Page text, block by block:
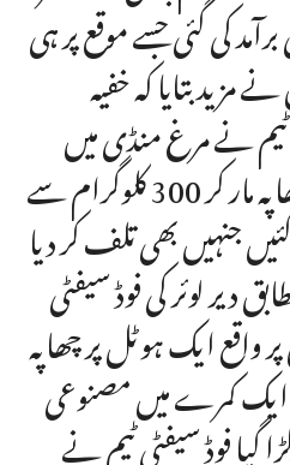
کی گئی جسے موقع پر ہی
مزید بتایا کہ خفیہ
ٹیم نے مرغ منڈی میں
ایک دکان پر اچانک چھاپہ مار کر 300 کلوگرام سے
جنہیں بھی تلف کر دیا
دیر لوئر کی فوڈ سیفٹی
واقع ایک ہوٹل پر چھاپہ
ایک کمرے میں مصنوعی
گیا فوڈ سیفٹی ٹیم نے